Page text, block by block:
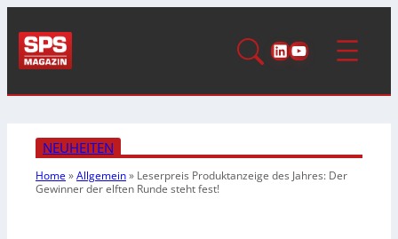
LinkedIn
YouTube
NEUHEITEN
Home»Allgemein» Leserpreis Produktanzeige des Jahres: Der
Gewinner der elften Runde steht fest!